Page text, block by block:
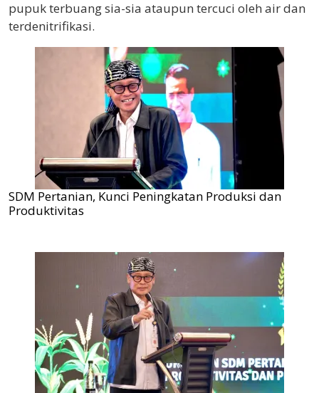
pupuk terbuang sia-sia ataupun tercuci oleh air dan
terdenitrifikasi.
SDM Pertanian, Kunci Peningkatan Produksi dan
Produktivitas